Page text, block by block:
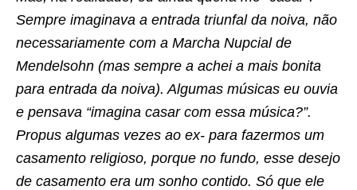
Sempre imaginava a entrada triunfal da noiva, não
necessariamente com a Marcha Nupcial de
Mendelsohn (mas sempre a achei a mais bonita
para entrada da noiva). Algumas músicas eu ouvia
e pensava “imagina casar com essa música?”.
Propus algumas vezes ao ex- para fazermos um
casamento religioso, porque no fundo, esse desejo
de casamento era um sonho contido. Só que ele